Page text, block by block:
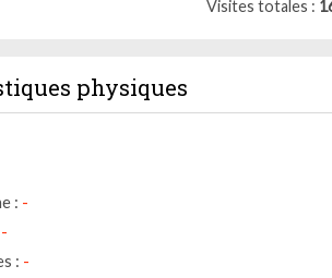
Visites totales
physiques
: -
-
: -